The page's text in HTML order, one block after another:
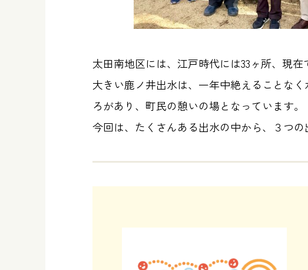
太田南地区には、江戸時代には33ヶ所、現
大きい鹿ノ井出水は、一年中絶えることな
ろがあり、町民の憩いの場となっています。
今回は、たくさんある出水の中から、３つの